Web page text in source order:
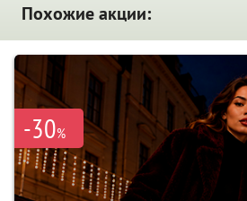
Похожие акции:
-30%